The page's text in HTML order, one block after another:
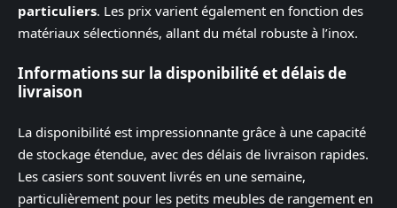
particuliers. Les prix varient également en fonction des
matériaux sélectionnés, allant du métal robuste à l’inox.
Informations sur la disponibilité et délais de
livraison
La disponibilité est impressionnante grâce à une capacité
de stockage étendue, avec des délais de livraison rapides.
Les casiers sont souvent livrés en une semaine,
particulièrement pour les petits meubles de rangement en